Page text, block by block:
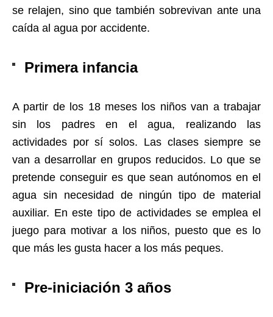
se relajen, sino que también sobrevivan ante una
caída al agua por accidente.
Primera infancia
A partir de los 18 meses los niños van a trabajar
sin los padres en el agua, realizando las
actividades por sí solos. Las clases siempre se
van a desarrollar en grupos reducidos. Lo que se
pretende conseguir es que sean autónomos en el
agua sin necesidad de ningún tipo de material
auxiliar. En este tipo de actividades se emplea el
juego para motivar a los niños, puesto que es lo
que más les gusta hacer a los más peques.
Pre-iniciación 3 años